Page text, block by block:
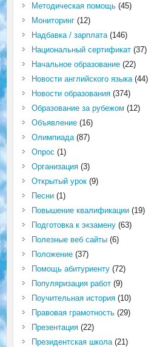
Методическая помощь(45)
Мониторинг(12)
Надбавка / зарплата(146)
Национальный сертификат(37)
Начальное образование(22)
Новости английского языка(44)
Новости образования(374)
Образование за рубежом (12)
Объявление(16)
Олимпиада(87)
Опрос (1)
Организация(3)
Открытый урок(9)
Песни(1)
Повышение квалификации(19)
Подготовка к экзамену(63)
Полезные веб сайты(6)
Положение(37)
Помощь абитуриенту(72)
Популяризация работ(9)
Поучительная история(10)
Правовая грамотность(29)
Презентация(22)
Президентская школа(21)